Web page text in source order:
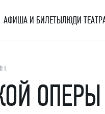
АФИША И БИЛЕТЫЛЮДИ